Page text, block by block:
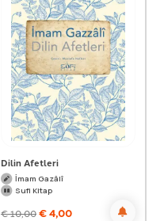
Dilin Afetleri
İmam Gazâlî
Sufi Kitap
€10,00€4,00